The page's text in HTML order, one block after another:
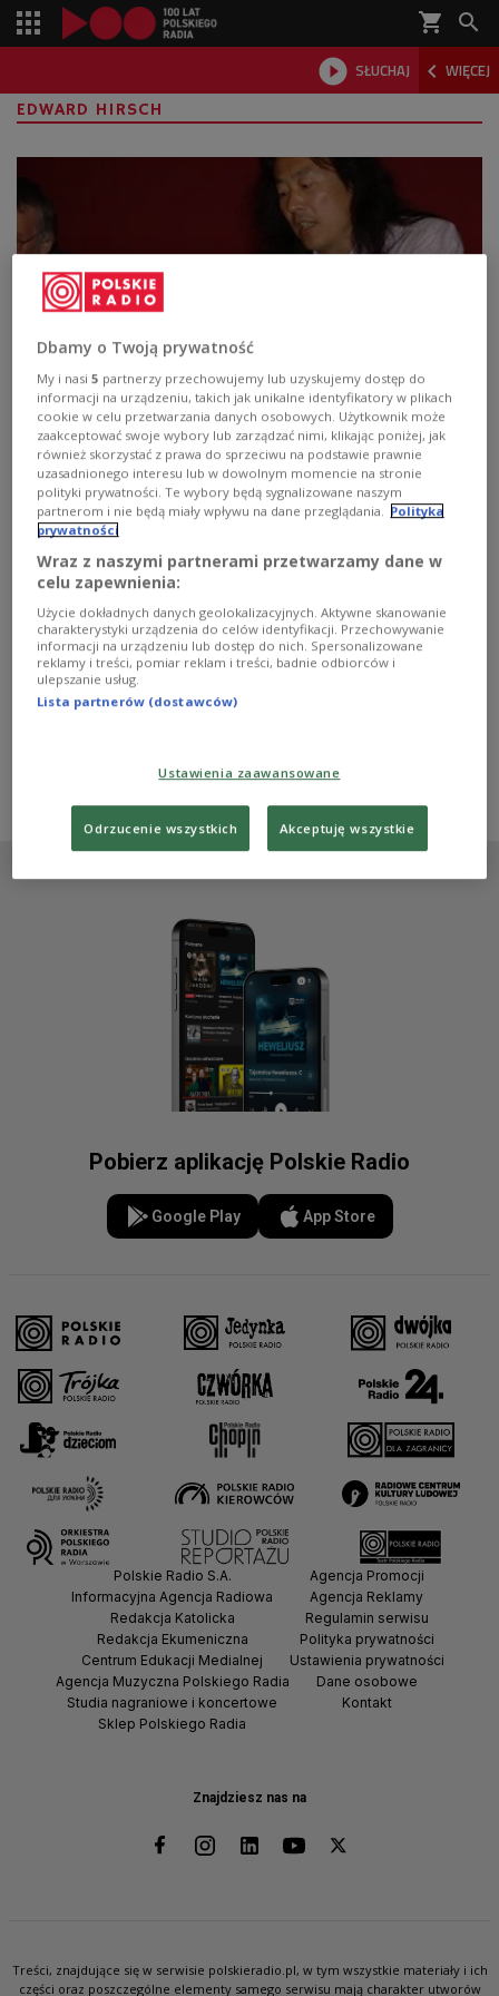
shopping_cart 
 SŁUCHAJ  WIĘCEJ

EDWARD HIRSCH
Yang Lian laureatem Nagrody im.
Zbigniewa Herberta. "To poeta o
niesłychanej wyobraźni"
- Do Yanga Liana trzeba podejść z pełną otwartością i
gotowością na przygodę, co wydaje mi się wielką zaletą.
Z jednej strony ta poezja jest pełna intuicyjnych
połączeń obrazów, a z drugiej ostro społeczna. To są
wiersze w jakiś nieoczywisty sposób polityczne
przeciwko chińskiemu reżimowi. Ale również wiersze
dotyczące pandemii, wojny na Ukrainie. On bardzo żywo
komentuje wydarzenia, ale to nie jest publicystyka, to
coś dużo bardziej subtelnego - stwierdziła Krystyna
Dąbrowska, jurorka Międzynarodowej Nagrody
poezja Dwójka literatura Michael Krüger
Krystyna Dąbrowska
Pobierz aplikację Polskie Radio
Google Play App Store
Znajdziesz nas na
Polskie Radio S.A.
Informacyjna Agencja Radiowa
Redakcja Katolicka
Redakcja Ekumeniczna
Centrum Edukacji Medialnej
Agencja Muzyczna Polskiego Radia
Studia nagraniowe i koncertowe
Sklep Polskiego Radia
Agencja Promocji
Agencja Reklamy
Regulamin serwisu
Polityka prywatności
Ustawienia prywatności
Dane osobowe
Kontakt
Treści, znajdujące się w serwisie polskieradio.pl, w tym wszystkie materiały i ich
części oraz poszczególne elementy samego serwisu mają charakter utworów
Dbamy o Twoją prywatność
My i nasi5 partnerzy przechowujemy lub uzyskujemy dostęp do
informacji na urządzeniu, takich jak unikalne identyfikatory w plikach
cookie w celu przetwarzania danych osobowych. Użytkownik może
zaakceptować swoje wybory lub zarządzać nimi, klikając poniżej, jak
również skorzystać z prawa do sprzeciwu na podstawie prawnie
uzasadnionego interesu lub w dowolnym momencie na stronie
polityki prywatności. Te wybory będą sygnalizowane naszym
partnerom i nie będą miały wpływu na dane przeglądania. Polityka
prywatności
Wraz z naszymi partnerami przetwarzamy dane w
celu zapewnienia:
Użycie dokładnych danych geolokalizacyjnych. Aktywne skanowanie
charakterystyki urządzenia do celów identyfikacji. Przechowywanie
informacji na urządzeniu lub dostęp do nich. Spersonalizowane
reklamy i treści, pomiar reklam i treści, badnie odbiorców i
ulepszanie usług.
Lista partnerów (dostawców)
Ustawienia zaawansowane
Odrzucenie wszystkich Akceptuję wszystkie